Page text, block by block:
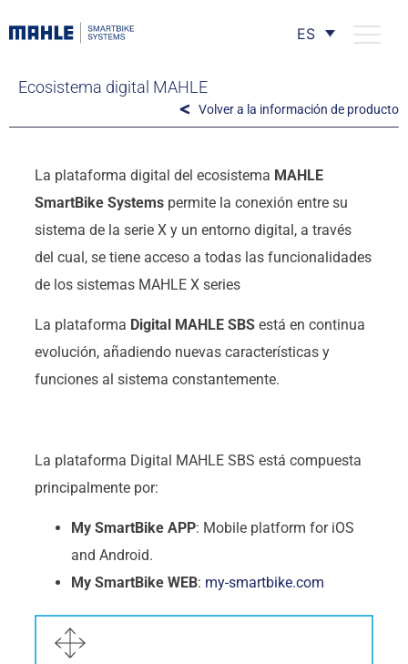
ES
Ecosistema digital MAHLE
Volver a la información de producto
La plataforma digital del ecosistema MAHLE
SmartBike Systemspermite la conexión entre su
sistema de la serie X y un entorno digital, a través
del cual, se tiene acceso a todas las funcionalidades
de los sistemas MAHLE X series
La plataforma Digital MAHLE SBSestá en continua
evolución, añadiendo nuevas características y
funciones al sistema constantemente.
La plataforma Digital MAHLE SBS está compuesta
principalmente por:
My SmartBike APP: Mobile platform for iOS
and Android.
My SmartBike WEB: my-smartbike.com